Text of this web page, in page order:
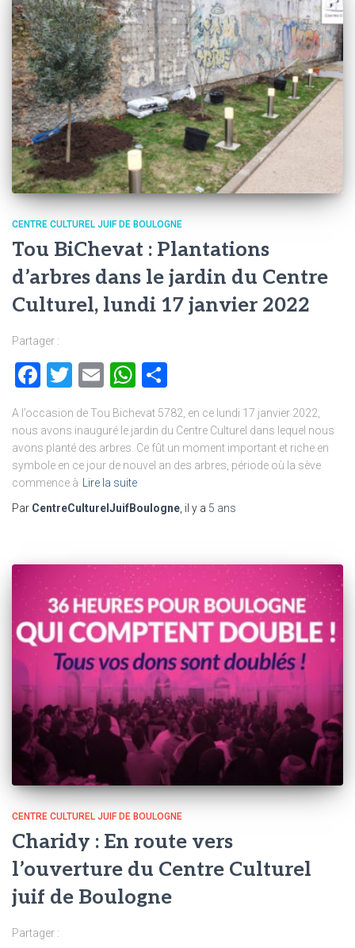
CENTRE CULTUREL JUIF DE BOULOGNE
Tou BiChevat : Plantations
d’arbres dans le jardin du Centre
Culturel, lundi 17 janvier 2022
Partager :
Facebook
Twitter
EmailWhatsApp
A l’occasion de Tou Bichevat 5782, en ce lundi 17 janvier 2022,
nous avons inauguré le jardin du Centre Culturel dans lequel nous
avons planté des arbres. Ce fût un moment important et riche en
symbole en ce jour de nouvel an des arbres, période où la sève
commence à Lire la suite
Par CentreCulturelJuifBoulogne, il y a 5 ans
CENTRE CULTUREL JUIF DE BOULOGNE
Charidy : En route vers
l’ouverture du Centre Culturel
juif de Boulogne
Partager :